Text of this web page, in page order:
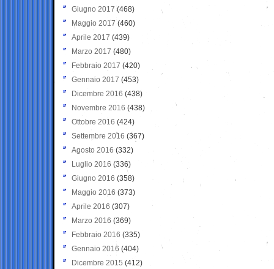
Giugno 2017 (468)
Maggio 2017 (460)
Aprile 2017 (439)
Marzo 2017 (480)
Febbraio 2017 (420)
Gennaio 2017 (453)
Dicembre 2016 (438)
Novembre 2016 (438)
Ottobre 2016 (424)
Settembre 2016 (367)
Agosto 2016 (332)
Luglio 2016 (336)
Giugno 2016 (358)
Maggio 2016 (373)
Aprile 2016 (307)
Marzo 2016 (369)
Febbraio 2016 (335)
Gennaio 2016 (404)
Dicembre 2015 (412)